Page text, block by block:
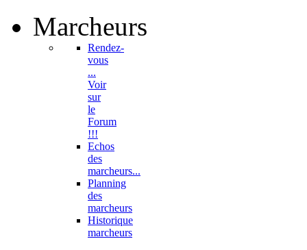
Marcheurs
Rendez-
vous
...
Voir
sur
le
Forum
!!!
Echos
des
marcheurs...
Planning
des
marcheurs
Historique
marcheurs